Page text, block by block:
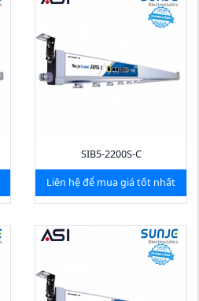
SIB5-2200S-C
Liên hệ để mua giá tốt nhất